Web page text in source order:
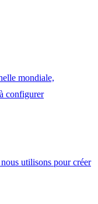
mondiale,
configurer
utilisons pour créer